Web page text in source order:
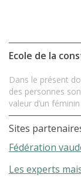
Ecole de la
Dans le présent
des personnes
valeur d’un
Sites
Fédération
Les experts